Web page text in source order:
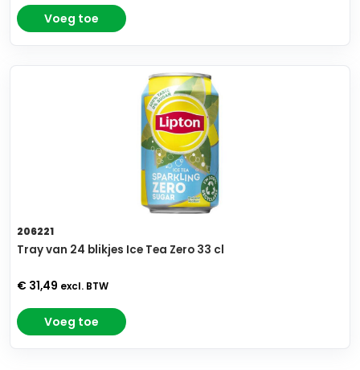
Voeg toe
206221
Tray van 24 blikjes Ice Tea Zero 33 cl
€ 31,49 excl. BTW
Voeg toe